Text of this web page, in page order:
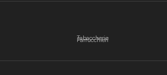
Tabaccherie
Parrucchieri